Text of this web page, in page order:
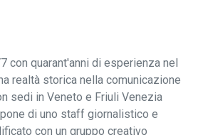
con quarant'anni di esperienza nel
realtà storica nella comunicazione
sedi in Veneto e Friuli Venezia
di uno staff giornalistico e
con un gruppo creativo